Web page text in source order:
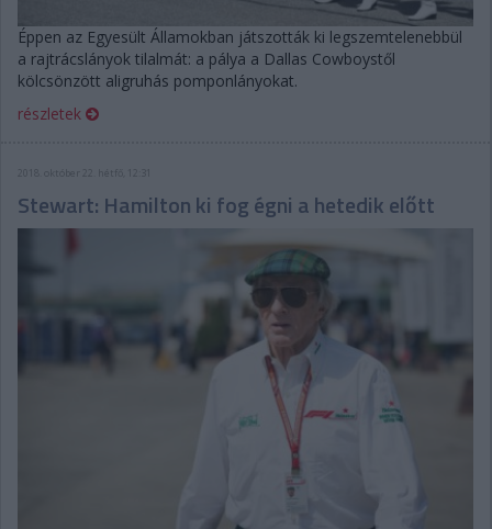
Éppen az Egyesült Államokban játszották ki legszemtelenebbül
a rajtrácslányok tilalmát: a pálya a Dallas Cowboystől
kölcsönzött aligruhás pomponlányokat.
részletek
2018. október 22. hétfő, 12:31
Stewart: Hamilton ki fog égni a hetedik előtt